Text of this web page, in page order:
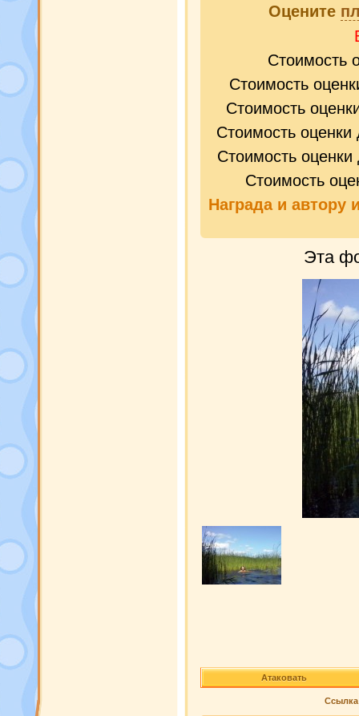
Оцените
Стоимость
Стоимость
Стоимость
Стоимость
Стоимость
Стоимость
Награда и автору
Эта
Атаковать
Ссылка